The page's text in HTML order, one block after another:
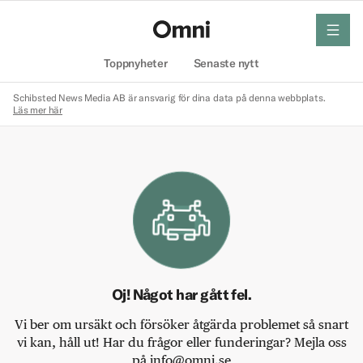
Toppnyheter Senaste nytt
meny
Schibsted News Media AB är ansvarig för dina data på denna webbplats.
Läs mer här
Oj! Något har gått fel.
Vi ber om ursäkt och försöker åtgärda problemet så snart
vi kan, håll ut! Har du frågor eller funderingar? Mejla oss